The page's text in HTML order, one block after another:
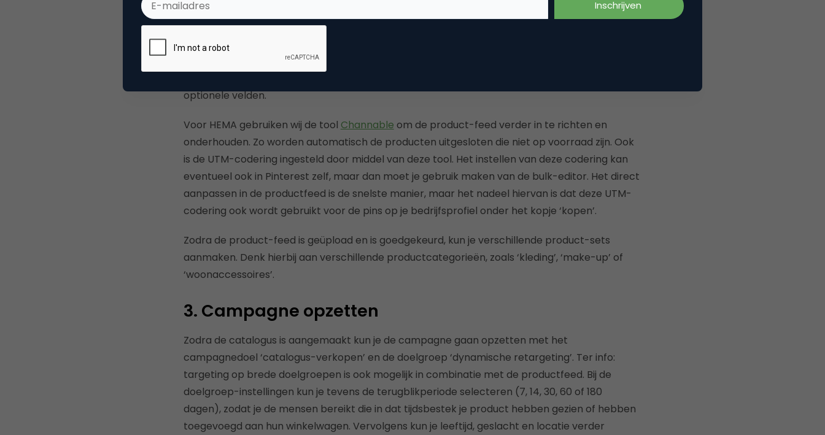
De product-feed kan in Pinterest worden geüpload in de vorm van een tsv, csv of xml bestand
(dit kan momenteel alleen door Pinterest zelf worden gedaan). Uiteraard moet deze feed
voorzien zijn van een aantal verplichte velden: id, title, description, link, image-link, price,
optionele velden.
Voor HEMA gebruiken wij de tool Channable om de product-feed verder in te richten en
onderhouden. Zo worden automatisch de producten uitgesloten die niet op voorraad zijn. Ook
is de UTM-codering ingesteld door middel van deze tool. Het instellen van deze codering kan
eventueel ook in Pinterest zelf, maar dan moet je gebruik maken van de bulk-editor. Het direct
aanpassen in de productfeed is de snelste manier, maar het nadeel hiervan is dat deze UTM-
codering ook wordt gebruikt voor de pins op je bedrijfsprofiel onder het kopje ‘kopen’.
Zodra de product-feed is geüpload en is goedgekeurd, kun je verschillende product-sets
aanmaken. Denk hierbij aan verschillende productcategorieën, zoals ‘kleding’, ‘make-up’ of
‘woonaccessoires’.
3. Campagne opzetten
Zodra de catalogus is aangemaakt kun je de campagne gaan opzetten met het
campagnedoel ‘catalogus-verkopen’ en de doelgroep ‘dynamische retargeting’. Ter info:
targeting op brede doelgroepen is ook mogelijk in combinatie met de productfeed. Bij de
doelgroep-instellingen kun je tevens de terugblikperiode selecteren (7, 14, 30, 60 of 180
dagen), zodat je de mensen bereikt die in dat tijdsbestek je product hebben gezien of hebben
toegevoegd aan hun winkelwagen. Vervolgens kun je leeftijd, geslacht en locatie verder